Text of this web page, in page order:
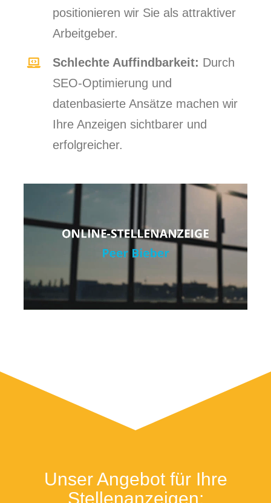
positionieren wir Sie als attraktiver
Arbeitgeber.
Schlechte Auffindbarkeit: Durch
SEO-Optimierung und
datenbasierte Ansätze machen wir
Ihre Anzeigen sichtbarer und
erfolgreicher.
Unser Angebot für Ihre
Stellenanzeigen: